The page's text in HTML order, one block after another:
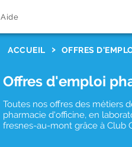
Aide
ACCUEIL OFFRES
Offres d'emploi
Toutes nos offres des métiers
pharmacie d'officine, en
fresnes-au-mont grâce à Club